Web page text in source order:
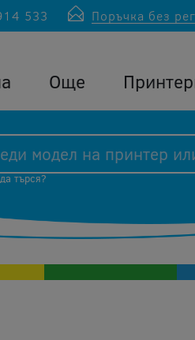
533 Поръчка без
Още
търся?